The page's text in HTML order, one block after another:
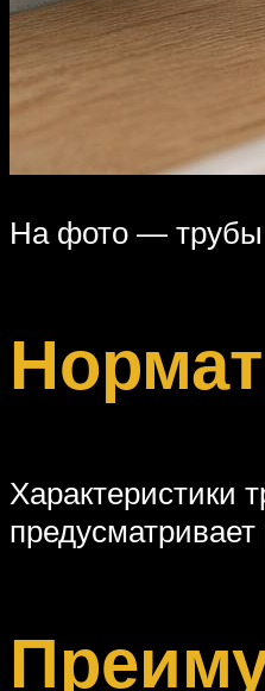
На фото — трубы
Характеристики